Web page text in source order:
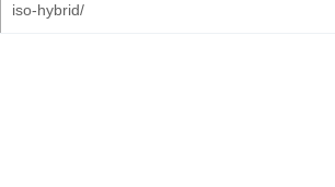
iso-hybrid/